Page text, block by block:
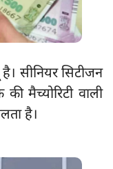
सीनियर सिटीजन
मैच्योरिटी वाली
है।